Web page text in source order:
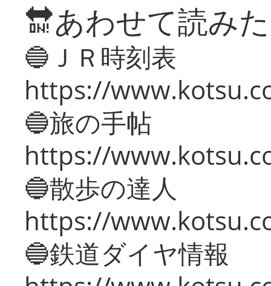
🔛あわせて読み
🔵ＪＲ時刻表
https://
🔵旅の手帖
https://
🔵散歩の達人
https://
🔵鉄道ダイヤ情報